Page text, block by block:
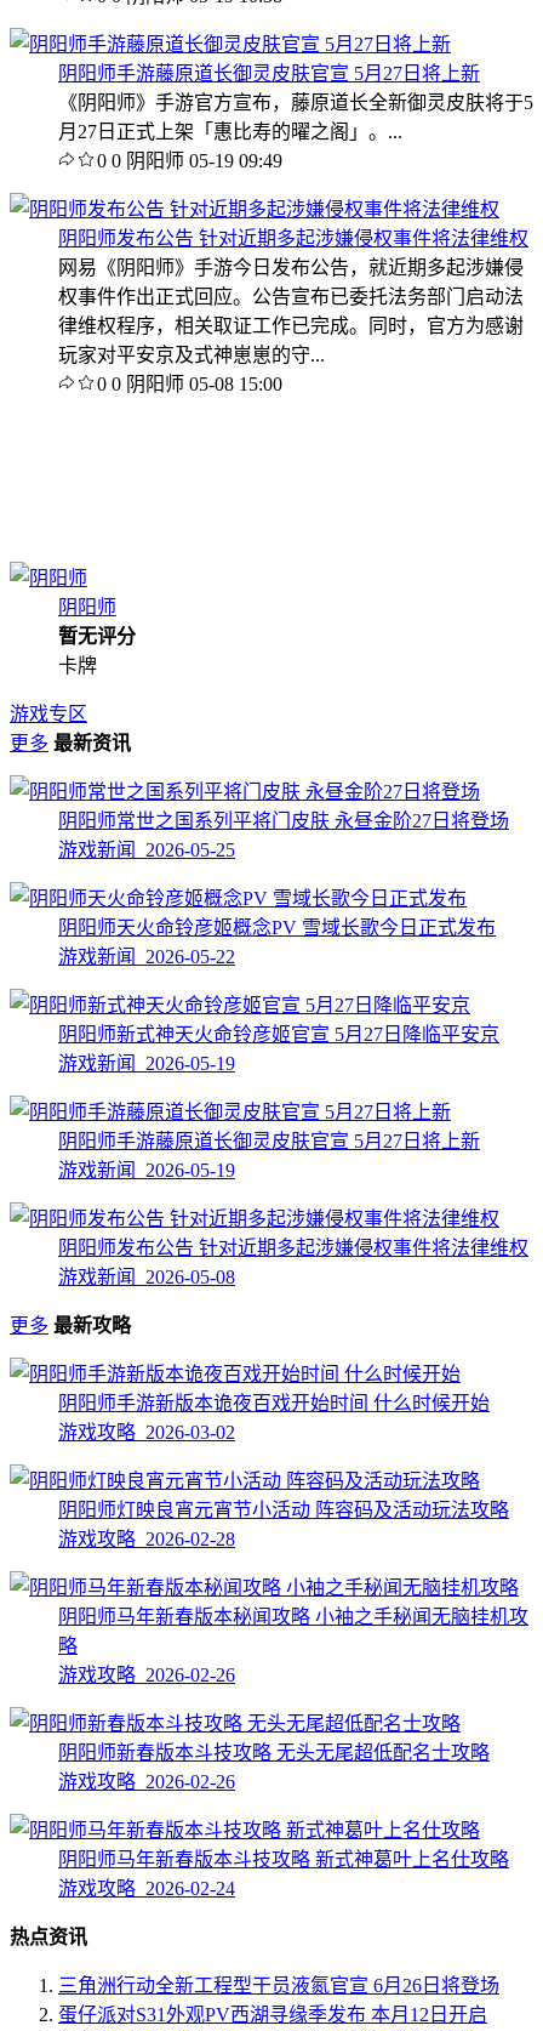
阴阳师手游藤原道长御灵皮肤官宣 5月27日将上新
《阴阳师》手游官方宣布，藤原道长全新御灵皮肤将于5
月27日正式上架「惠比寿的曜之阁」。...
0 0 阴阳师 05-19 09:49
阴阳师发布公告 针对近期多起涉嫌侵权事件将法律维权
网易《阴阳师》手游今日发布公告，就近期多起涉嫌侵
权事件作出正式回应。公告宣布已委托法务部门启动法
律维权程序，相关取证工作已完成。同时，官方为感谢
玩家对平安京及式神崽崽的守...
0 0 阴阳师 05-08 15:00
阴阳师
暂无评分
卡牌
游戏专区
更多 最新资讯
阴阳师常世之国系列平将门皮肤 永昼金阶27日将登场
游戏新闻 2026-05-25
阴阳师天火命铃彦姬概念PV 雪域长歌今日正式发布
游戏新闻 2026-05-22
阴阳师新式神天火命铃彦姬官宣 5月27日降临平安京
游戏新闻 2026-05-19
阴阳师手游藤原道长御灵皮肤官宣 5月27日将上新
游戏新闻 2026-05-19
阴阳师发布公告 针对近期多起涉嫌侵权事件将法律维权
游戏新闻 2026-05-08
更多 最新攻略
阴阳师手游新版本诡夜百戏开始时间 什么时候开始
游戏攻略 2026-03-02
阴阳师灯映良宵元宵节小活动 阵容码及活动玩法攻略
游戏攻略 2026-02-28
阴阳师马年新春版本秘闻攻略 小袖之手秘闻无脑挂机攻
略
游戏攻略 2026-02-26
阴阳师新春版本斗技攻略 无头无尾超低配名士攻略
游戏攻略 2026-02-26
阴阳师马年新春版本斗技攻略 新式神葛叶上名仕攻略
游戏攻略 2026-02-24
热点资讯
三角洲行动全新工程型干员液氮官宣 6月26日将登场
蛋仔派对S31外观PV西湖寻缘季发布 本月12日开启